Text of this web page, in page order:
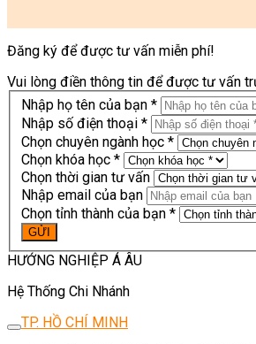
Đăng ký để được tư vấn miễn phí!
Vui lòng điền thông tin để được tư vấn
Nhập họ tên của bạn *
Nhập số điện thoại *
Chọn chuyên ngành học *
Chọn khóa học *
Chọn thời gian tư vấn
Nhập email của bạn
Chọn tỉnh thành của bạn *
HƯỚNG NGHIỆP Á ÂU
Hệ Thống Chi Nhánh
TP. HỒ CHÍ MINH